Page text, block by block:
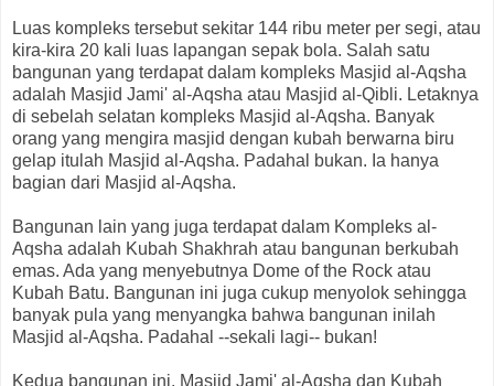
Luas kompleks tersebut sekitar 144 ribu meter per segi, atau
kira-kira 20 kali luas lapangan sepak bola. Salah satu
bangunan yang terdapat dalam kompleks Masjid al-Aqsha
adalah Masjid Jami' al-Aqsha atau Masjid al-Qibli. Letaknya
di sebelah selatan kompleks Masjid al-Aqsha. Banyak
orang yang mengira masjid dengan kubah berwarna biru
gelap itulah Masjid al-Aqsha. Padahal bukan. Ia hanya
bagian dari Masjid al-Aqsha.
Bangunan lain yang juga terdapat dalam Kompleks al-
Aqsha adalah Kubah Shakhrah atau bangunan berkubah
emas. Ada yang menyebutnya Dome of the Rock atau
Kubah Batu. Bangunan ini juga cukup menyolok sehingga
banyak pula yang menyangka bahwa bangunan inilah
Masjid al-Aqsha. Padahal --sekali lagi-- bukan!
Kedua bangunan ini, Masjid Jami' al-Aqsha dan Kubah